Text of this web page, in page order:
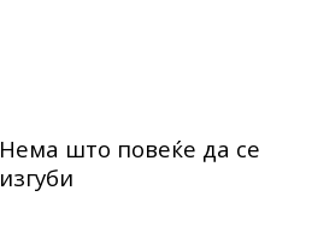
Нема што повеќе да се
изгуби